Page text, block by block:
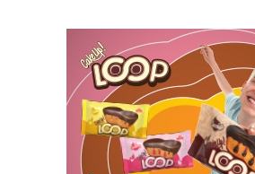
Donec quis est ac felis
Orci varius natoque dolor
Yearly pricing Monthly pricing